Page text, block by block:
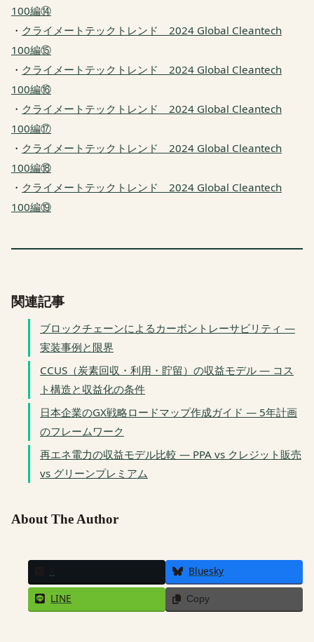
100編⑭
・ クライメートテックトレンド 2024 Global Cleantech
100編⑮
・ クライメートテックトレンド 2024 Global Cleantech
100編⑯
・ クライメートテックトレンド 2024 Global Cleantech
100編⑰
・ クライメートテックトレンド 2024 Global Cleantech
100編⑱
・ クライメートテックトレンド 2024 Global Cleantech
100編⑲
関連記事
ブロックチェーンによるカーボントレーサビリティ —
実装事例と限界
CCUS（炭素回収・利用・貯留）の収益モデル — コス
ト構造と収益化の条件
日本企業のGX戦略ロードマップ作成ガイド — 5年計画
のフレームワーク
再エネ電力の収益モデル比較 — PPA vs クレジット販売
vs グリーンプレミアム
About The Author
Bluesky
LINE Copy